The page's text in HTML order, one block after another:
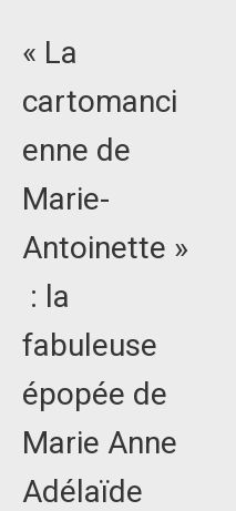
« La
cartomanci
enne de
Marie-
Antoinette »
: la
fabuleuse
épopée de
Marie Anne
Adélaïde